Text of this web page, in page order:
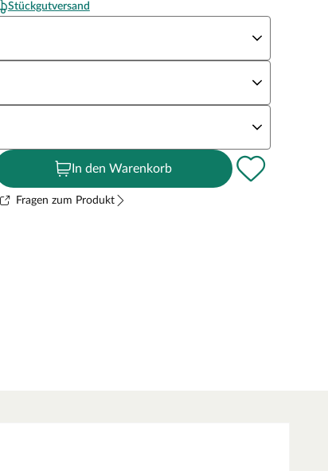
Stückgutversand
In den Warenkorb
Fragen zum Produkt